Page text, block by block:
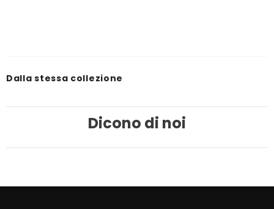
Dalla stessa collezione
Dicono di noi